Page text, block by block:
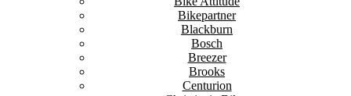
Bikepartner
Blackburn
Bosch
Breezer
Brooks
Centurion